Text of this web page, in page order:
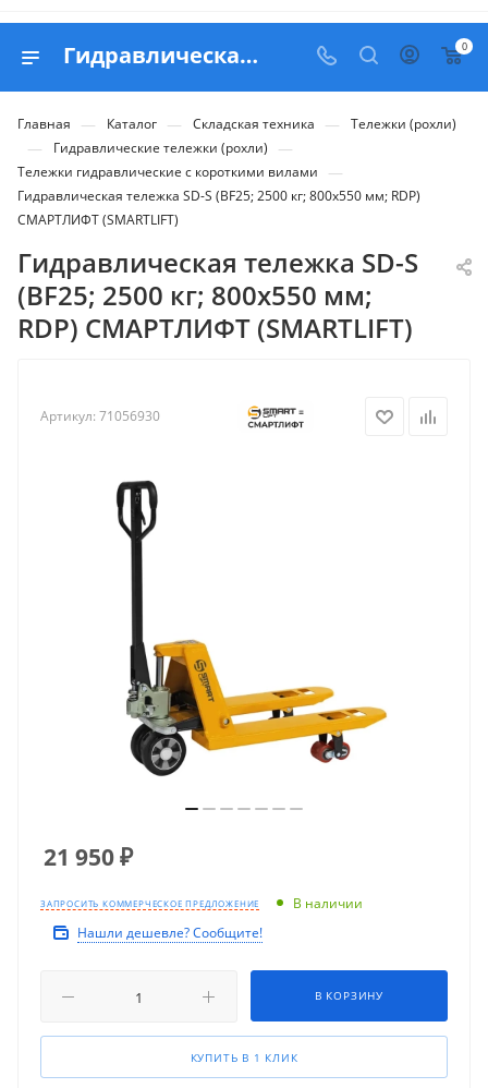
Гидравлическая тележка SD-S (BF25; 2500 кг; 800х550 мм; RDP) СМАРТЛИФТ (SMARTLIFT) - купить в Belapex 0
Главная — Каталог — Складская техника — Тележки (рохли)
— Гидравлические тележки (рохли) —
Тележки гидравлические с короткими вилами —
Гидравлическая тележка SD-S (BF25; 2500 кг; 800х550 мм; RDP)
СМАРТЛИФТ (SMARTLIFT)
Гидравлическая тележка SD-S
(BF25; 2500 кг; 800х550 мм;
RDP) СМАРТЛИФТ (SMARTLIFT)
Артикул: 71056930
21 950₽
ЗАПРОСИТЬ КОММЕРЧЕСКОЕ ПРЕДЛОЖЕНИЕ
В наличии
Нашли дешевле? Сообщите!
В КОРЗИНУ
КУПИТЬ В 1 КЛИК